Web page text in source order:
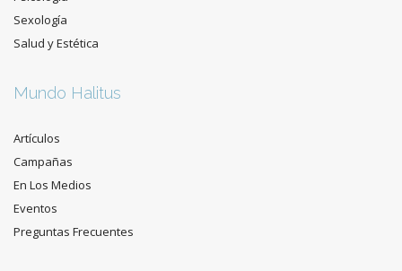
Sexología
Salud y Estética
Mundo Halitus
Artículos
Campañas
En Los Medios
Eventos
Preguntas Frecuentes